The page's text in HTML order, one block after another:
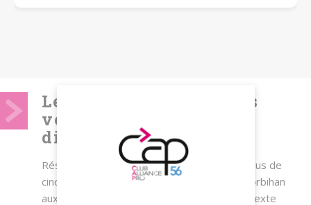
Le CAP56 présent dans
votre quotidien de
dirigeant
Réseau d’entreprises, le CAP 56 regroupe plus de
cinquante entreprises membres, PME du Morbihan
aux activités complémentaires. Dans un contexte